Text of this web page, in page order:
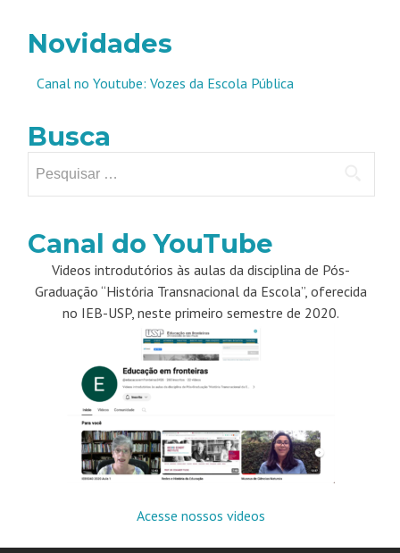
Novidades
Canal no Youtube: Vozes da Escola Pública
Busca
por:
Canal do YouTube
Videos introdutórios às aulas da disciplina de Pós-
Graduação “História Transnacional da Escola”, oferecida
no IEB-USP, neste primeiro semestre de 2020.
Acesse nossos videos